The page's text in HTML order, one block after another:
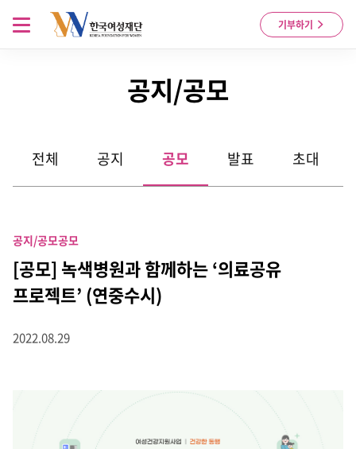
Skip to content
기부하기
메뉴 열기
공지/공모
전체 공지 공모 발표 초대
공지/공모공모
[공모] 녹색병원과 함께하는 ‘의료공유
프로젝트’ (연중수시)
2022.08.29